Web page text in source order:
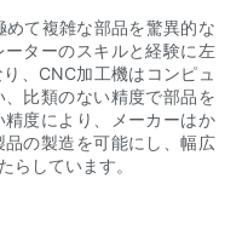
て複雑な部品を驚異的な
ターのスキルと経験に左
、CNC加工機はコンピュ
比類のない精度で部品を
度により、メーカーはか
の製造を可能にし、幅広
らしています。